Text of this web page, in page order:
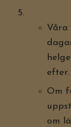
Våra
efter.
Om
om